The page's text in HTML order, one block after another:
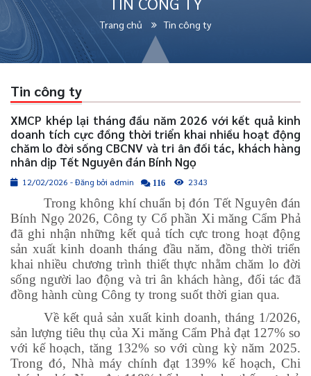
Trang chủ Tin công ty
Tin công ty
XMCP khép lại tháng đầu năm 2026 với kết quả kinh
doanh tích cực đồng thời triển khai nhiều hoạt động
chăm lo đời sống CBCNV và tri ân đối tác, khách hàng
nhân dịp Tết Nguyên đán Bính Ngọ
12/02/2026 - Đăng bởi admin 116 2343
Trong không khí chuẩn bị đón Tết Nguyên đán
Bính Ngọ 2026, Công ty Cổ phần Xi măng Cẩm Phả
đã ghi nhận những kết quả tích cực trong hoạt động
sản xuất kinh doanh tháng đầu năm, đồng thời triển
khai nhiều chương trình thiết thực nhằm chăm lo đời
sống người lao động và tri ân khách hàng, đối tác đã
đồng hành cùng Công ty trong suốt thời gian qua.
Về kết quả sản xuất kinh doanh, tháng 1/2026,
sản lượng tiêu thụ của Xi măng Cẩm Phả đạt 127% so
với kế hoạch, tăng 132% so với cùng kỳ năm 2025.
Trong đó, Nhà máy chính đạt 139% kế hoạch, Chi